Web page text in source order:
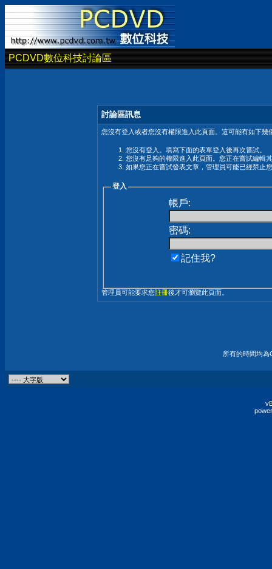
PCDVD數位科技討論區
討論區訊息
您沒有登入或者您沒有權限進入此頁面。這可能有如下幾
您沒有登入。填寫下面的表單登入後再次嘗試。
您沒有足夠的權限進入此頁面。您正在嘗試編輯
如果您正在嘗試發表文章，管理員可能已經禁止
登入
帳戶:
密碼:
記住我?
管理員可能要求您註冊後才可瀏覽此頁面。
所有的時間均為